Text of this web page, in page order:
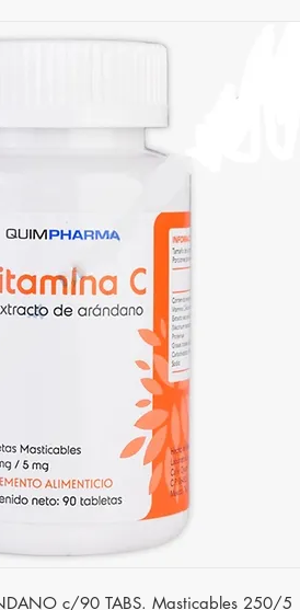
c/90 TABS. Masticables 250/5